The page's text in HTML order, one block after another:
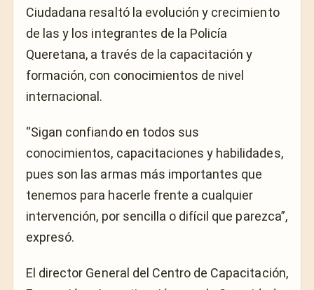
Ciudadana resaltó la evolución y crecimiento
de las y los integrantes de la Policía
Queretana, a través de la capacitación y
formación, con conocimientos de nivel
internacional.
“Sigan confiando en todos sus
conocimientos, capacitaciones y habilidades,
pues son las armas más importantes que
tenemos para hacerle frente a cualquier
intervención, por sencilla o difícil que parezca”,
expresó.
El director General del Centro de Capacitación,